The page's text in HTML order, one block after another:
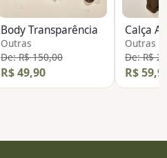
Body Transparência
Outras
De: R$ 150,00
R$ 49,90
Calça
Outras
De: R$
R$